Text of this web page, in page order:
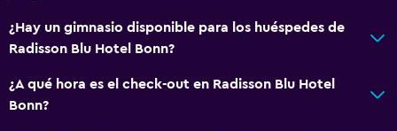
Máquina expendedora (botanas)
Accesibilidad y adecuación
¿Hay un gimnasio disponible para los huéspedes de
Radisson Blu Hotel Bonn?
¿A qué hora es el check-out en Radisson Blu Hotel
Bonn?